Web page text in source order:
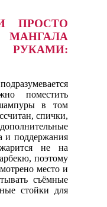
ПРОСТО
поместить
шампуры в том
спички,
и поддержания
не на
поэтому
место и
съёмные
стойки для